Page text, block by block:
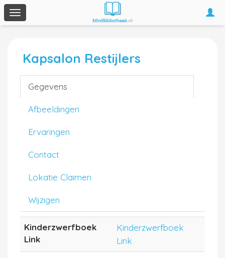
Toggle
navigation
Kapsalon Restijlers
Gegevens
Afbeeldingen
Ervaringen
Contact
Lokatie Claimen
Wijzigen
Kinderzwerfboek
Link
Kinderzwerfboek
Link